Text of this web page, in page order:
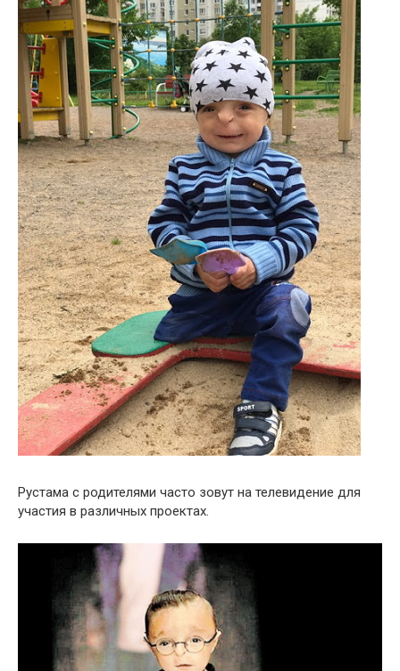
Рустама с родителями часто зовут на телевидение для
участия в различных проектах.